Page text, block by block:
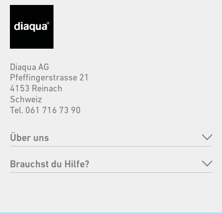
Diaqua AG
Pfeffingerstrasse 21
4153 Reinach
Schweiz
Tel. 061 716 73 90
Über uns
Unternehmen
Brauchst du Hilfe?